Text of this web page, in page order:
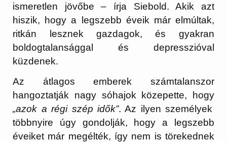
ismeretlen jövőbe – írja Siebold. Akik azt
hiszik, hogy a legszebb éveik már elmúltak,
ritkán lesznek gazdagok, és gyakran
boldogtalansággal és depresszióval
küzdenek.
Az átlagos emberek számtalanszor
hangoztatják nagy sóhajok közepette, hogy
„azok a régi szép idők”. Az ilyen személyek
többnyire úgy gondolják, hogy a legszebb
éveiket már megélték, így nem is törekednek